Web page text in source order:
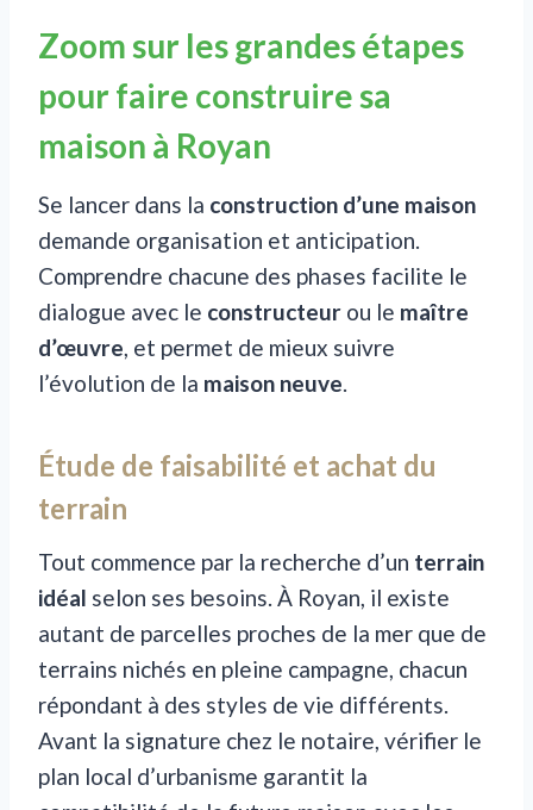
Zoom sur les grandes étapes
pour faire construire sa
maison à Royan
Se lancer dans la construction d’une maison
demande organisation et anticipation.
Comprendre chacune des phases facilite le
dialogue avec le constructeur ou le maître
d’œuvre, et permet de mieux suivre
l’évolution de la maison neuve.
Étude de faisabilité et achat du
terrain
Tout commence par la recherche d’un terrain
idéal selon ses besoins. À Royan, il existe
autant de parcelles proches de la mer que de
terrains nichés en pleine campagne, chacun
répondant à des styles de vie différents.
Avant la signature chez le notaire, vérifier le
plan local d’urbanisme garantit la